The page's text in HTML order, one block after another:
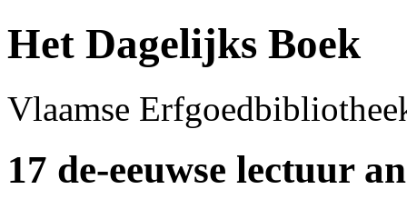
Het Dagelijks Boek
Vlaamse
17 de-eeuwse lectuur